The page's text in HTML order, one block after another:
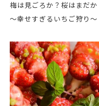
梅は見ごろか？桜はまだ
～幸せすぎるいちご狩り～